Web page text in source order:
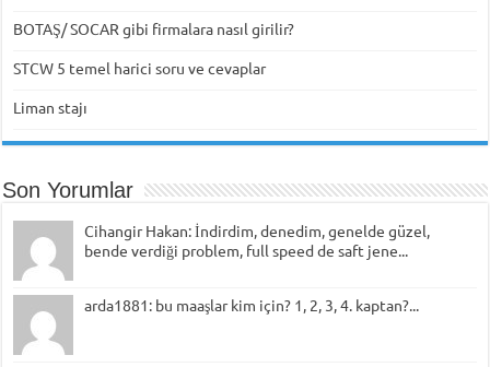
BOTAŞ/ SOCAR gibi firmalara nasıl girilir?
STCW 5 temel harici soru ve cevaplar
Liman stajı
Son Yorumlar
Cihangir Hakan: İndirdim, denedim, genelde güzel,
bende verdiği problem, full speed de saft jene...
arda1881: bu maaşlar kim için? 1, 2, 3, 4. kaptan?...